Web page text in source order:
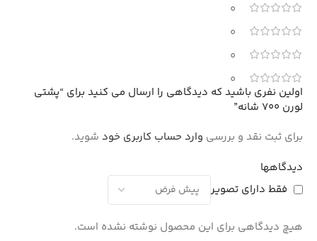
0
0
0
0
دیدگاهها
فقط دارای تصویر
هیچ دیدگاهی برای این محصول نوشته نشده است.
اولین نفری باشید که دیدگاهی را ارسال می کنید برای “پشتی
لورن 700 شانه”
برای ثبت نقد و بررسی وارد حساب کاربری خود شوید.